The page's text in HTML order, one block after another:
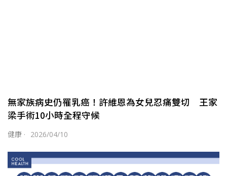
無家族病史仍罹乳癌！許維恩為女兒忍痛雙切 王家
梁手術10小時全程守候
健康 · 2026/04/10